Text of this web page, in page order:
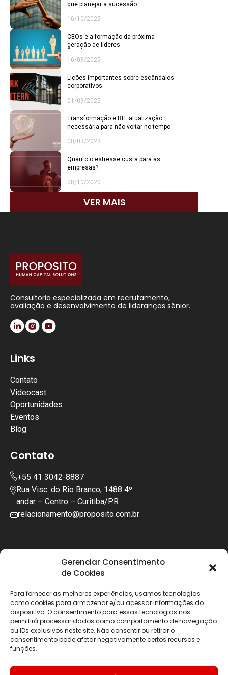
Gerenciar Consentimento
de Cookies
Para fornecer as melhores experiências, usamos tecnologias
como cookies para armazenar e/ou acessar informações do
dispositivo. O consentimento para essas tecnologias nos
permitirá processar dados como comportamento de navegação
ou IDs exclusivos neste site. Não consentir ou retirar o
consentimento pode afetar negativamente certos recursos e
funções.
que planejar a sucessão
16/10/2025
CEOs e a formação da próxima
geração de líderes.
16/09/2025
Lições importantes sobre escândalos
corporativos.
01/09/2025
Transformação e RH: atualização
necessária para não voltar no tempo
08/03/2023
Quanto o estresse custa para as
empresas?
08/10/2020
VER MAIS
Consultoria especializada em recrutamento,
avaliação e desenvolvimento de lideranças sênior.
Links
Contato
Videocast
Oportunidades
Eventos
Blog
Contato
+55 41 3042-8887
Rua Visc. do Rio Branco, 1488 4º
andar – Centro – Curitiba/PR
relacionamento@proposito.com.br
Copyright © 2025 | Todos os diretos reservados